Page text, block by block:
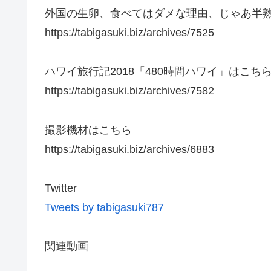
外国の生卵、食べてはダメな理由、じゃあ半
https://tabigasuki.biz/archives/7525
ハワイ旅行記2018「480時間ハワイ」はこちら
https://tabigasuki.biz/archives/7582
撮影機材はこちら
https://tabigasuki.biz/archives/6883
Twitter
Tweets by tabigasuki787
関連動画